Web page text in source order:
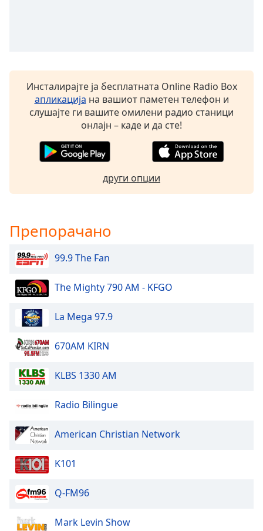
Text
Background
Color
Opacity
Area
Background
Color
Opacity
Font
Edge
Инсталирајте ја бесплатната Online Radio Box
апликација на вашиот паметен телефон и
слушајте ги вашите омилени радио станици
онлајн – каде и да сте!
други опции
Препорачано
99.9 The Fan
The Mighty 790 AM - KFGO
La Mega 97.9
670AM KIRN
KLBS 1330 AM
Radio Bilingue
American Christian Network
K101
Q-FM96
Mark Levin Show